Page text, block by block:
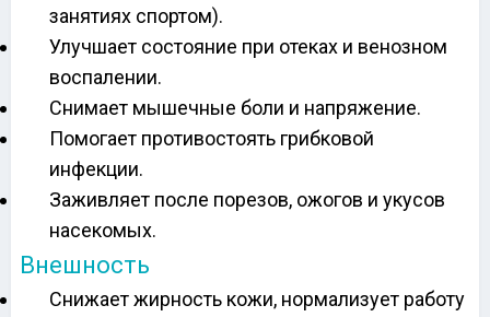
занятиях спортом).
Улучшает состояние при отеках и венозном
воспалении.
Снимает мышечные боли и напряжение.
Помогает противостоять грибковой
инфекции.
Заживляет после порезов, ожогов и укусов
насекомых.
Внешность
Снижает жирность кожи, нормализует работу